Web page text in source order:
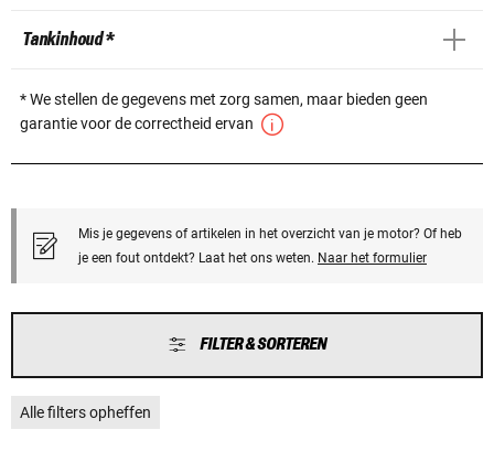
Tankinhoud *
* We stellen de gegevens met zorg samen, maar bieden geen
garantie voor de correctheid ervan
Mis je gegevens of artikelen in het overzicht van je motor? Of heb
je een fout ontdekt? Laat het ons weten. Naar het formulier
FILTER & SORTEREN
Alle filters opheffen